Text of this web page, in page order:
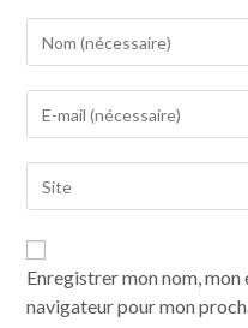
Enregistrer mon nom,
navigateur pour mon